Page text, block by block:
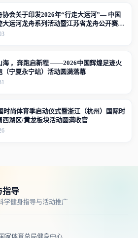
协会关于印发2026年“行走大运河”— 中国
大运河龙舟系列活动暨江苏省龙舟公开赛
兴站）竞赛规程的通知
海 ，奔跑启新程 ——2026中国辉煌足迹火
（宁夏永宁站）活动圆满落幕
时尚体育季启动仪式暨浙江（杭州）国际时
西湖区/黄龙板块活动圆满收官
指导
学健身指导与活动推广
家体育总局健身中心